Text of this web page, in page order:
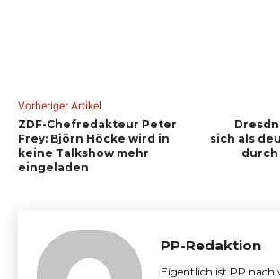
Vorheriger Artikel
ZDF-Chefredakteur Peter
Frey: Björn Höcke wird in
keine Talkshow mehr
eingeladen
sich als
durch
PP-Redaktion
Eigentlich ist PP nach